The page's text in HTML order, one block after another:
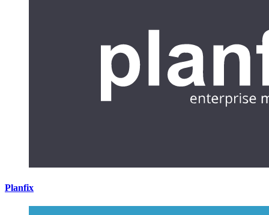
Planfix